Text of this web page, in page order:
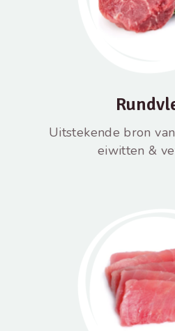
Uitstekende bron
eiwitten &